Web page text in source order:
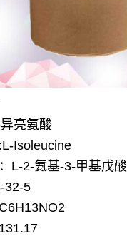
亮氨酸
Isoleucine
L-2-氨基-3-甲基戊酸
32-5